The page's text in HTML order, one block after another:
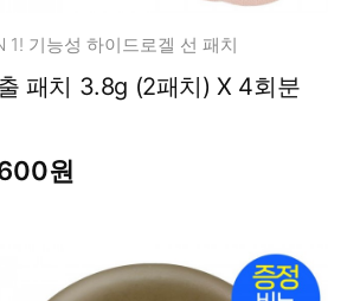
1! 기능성 하이드로겔 선 패치
외출 패치 3.8g (2패치) X 4회분
원